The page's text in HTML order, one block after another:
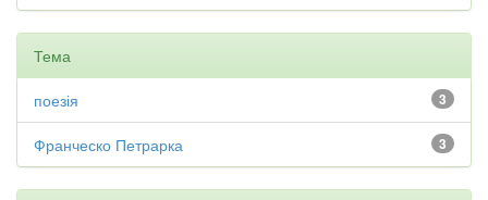
Тема
3
поезія
3
Франческо Петрарка